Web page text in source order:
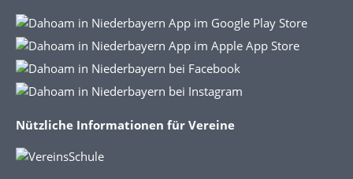
Nützliche Informationen für Vereine